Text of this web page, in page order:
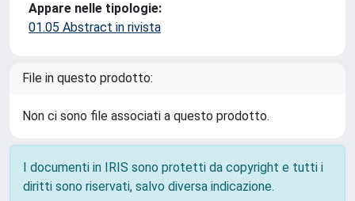
Appare nelle tipologie:
01.05 Abstract in rivista
File in questo prodotto:
Non ci sono file associati a questo prodotto.
I documenti in IRIS sono protetti da copyright e tutti i
diritti sono riservati, salvo diversa indicazione.